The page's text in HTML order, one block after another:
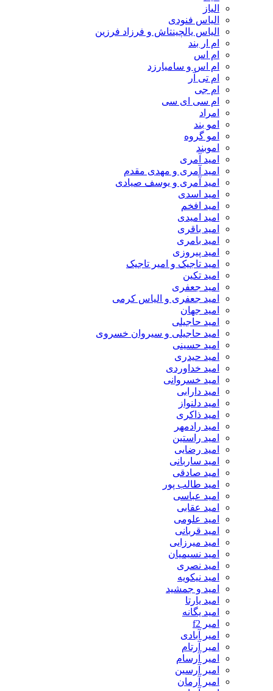
الیاز
الیاس فنودی
الیاس یالچینتاش و فرزاد فرزین
ام‌ ار بند
ام اس
ام اس و سامیارزد
ام تی آر
ام جی
ام سی ای سی
امراد
امو بند
امو گروه
اموبند
امید آمری
امید آمری و مهدی مقدم
امید آمری و یوسف صیادی
امید اسدی
امید افخم
امید امیدی
امید باقری
امید بامری
امید پیروزی
امید تاجیک و امیر تاجیک
امید تکین
امید جعفری
امید جعفری و الیاس کرمی
امید جهان
امید حاجیلی
امید حاجیلی و سیروان خسروی
امید حسینی
امید حیدری
امید خداوردی
امید خسروانی
امید دارابی
امید دلنواز
امید ذاکری
امید رادمهر
امید راستین
امید رضایی
امید ساربانی
امید صادقی
امید طالب پور
امید عباسی
امید عقابی
امید علومی
امید قربانی
امید میرزایی
امید نسیمیان
امید نصری
امید نیکویه
امید و جمشید
امید یارتا
امید یگانه
امیر f2
امیر آبادی
امیر آرتام
امیر آرسام
امیر آرسین
امیر آرمان